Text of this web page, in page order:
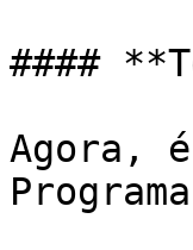
####
Agora,